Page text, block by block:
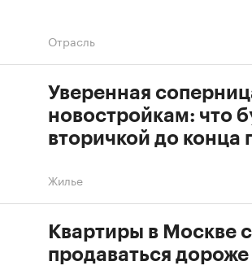
Отрасль
Жилье
Уверенная
новостройкам: что
вторичкой до конца
Квартиры в Москве
продаваться